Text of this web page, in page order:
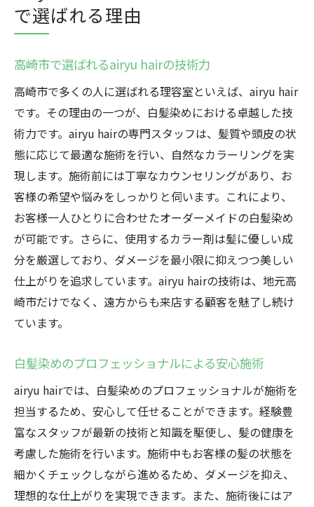
で選ばれる理由
高崎市で選ばれるairyu hairの技術力
高崎市で多くの人に選ばれる理容室といえば、airyu hair
です。その理由の一つが、白髪染めにおける卓越した技
術力です。airyu hairの専門スタッフは、髪質や頭皮の状
態に応じて最適な施術を行い、自然なカラーリングを実
現します。施術前には丁寧なカウンセリングがあり、お
客様の希望や悩みをしっかりと伺います。これにより、
お客様一人ひとりに合わせたオーダーメイドの白髪染め
が可能です。さらに、使用するカラー剤は髪に優しい成
分を厳選しており、ダメージを最小限に抑えつつ美しい
仕上がりを追求しています。airyu hairの技術は、地元高
崎市だけでなく、遠方からも来店する顧客を魅了し続け
ています。
白髪染めのプロフェッショナルによる安心施術
airyu hairでは、白髪染めのプロフェッショナルが施術を
担当するため、安心して任せることができます。経験豊
富なスタッフが最新の技術と知識を駆使し、髪の健康を
考慮した施術を行います。施術中もお客様の髪の状態を
細かくチェックしながら進めるため、ダメージを抑え、
理想的な仕上がりを実現できます。また、施術後にはア